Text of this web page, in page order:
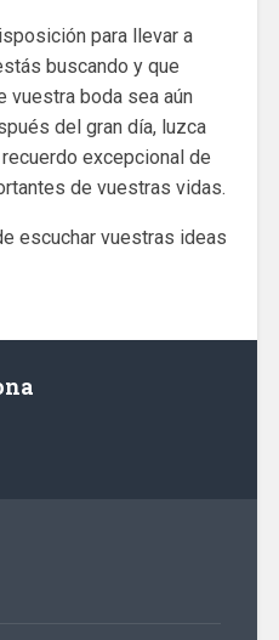
para llevar a
buscando y que
vuestra boda sea aún
del gran día, luzca
excepcional de
de vuestras vidas.
escuchar vuestras ideas